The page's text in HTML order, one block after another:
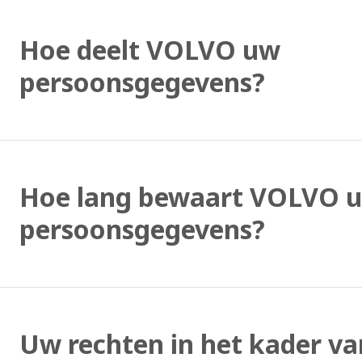
Hoe deelt VOLVO uw
persoonsgegevens?
Hoe lang bewaart VOLVO
persoonsgegevens?
Uw rechten in het kader